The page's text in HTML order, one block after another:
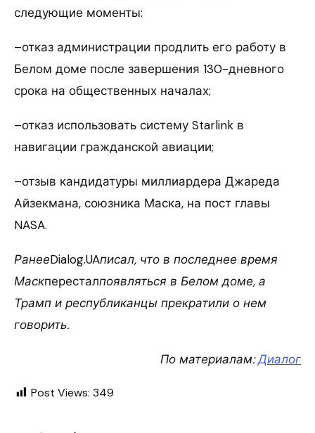
следующие моменты:
–отказ администрации продлить его работу в
Белом доме после завершения 130-дневного
срока на общественных началах;
–отказ использовать систему Starlink в
навигации гражданской авиации;
–отзыв кандидатуры миллиардера Джареда
Айзекмана, союзника Маска, на пост главы
NASA.
РанееDialog.UAписал, что в последнее время
Маскпересталпоявляться в Белом доме, а
Трамп и республиканцы прекратили о нем
говорить.
По материалам:Диалог
Post Views: 349